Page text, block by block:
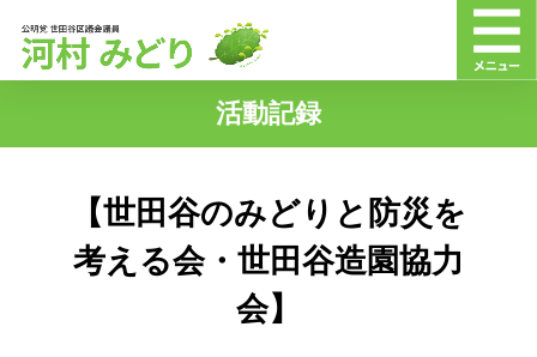
活動記録
【世田谷のみどりと防災を
考える会・世田谷造園協力
会】